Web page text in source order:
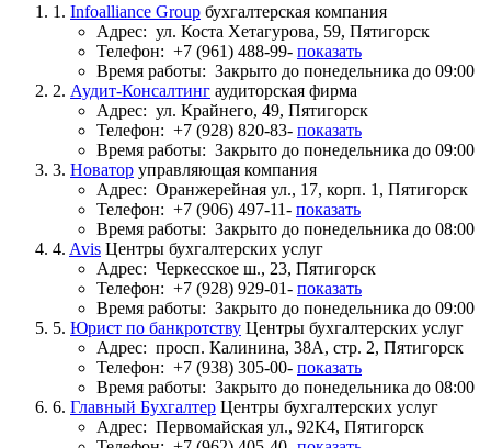
1. Infoalliance Group бухгалтерская компания
Адрес: ул. Коста Хетагурова, 59, Пятигорск
Телефон: +7 (961) 488-99- показать
Время работы: Закрыто до понедельника до 09:00
2. Аудит-Консалтинг аудиторская фирма
Адрес: ул. Крайнего, 49, Пятигорск
Телефон: +7 (928) 820-83- показать
Время работы: Закрыто до понедельника до 09:00
3. Новатор управляющая компания
Адрес: Оранжерейная ул., 17, корп. 1, Пятигорск
Телефон: +7 (906) 497-11- показать
Время работы: Закрыто до понедельника до 08:00
4. Avis Центры бухгалтерских услуг
Адрес: Черкесское ш., 23, Пятигорск
Телефон: +7 (928) 929-01- показать
Время работы: Закрыто до понедельника до 09:00
5. Юрист по банкротству Центры бухгалтерских услуг
Адрес: просп. Калинина, 38А, стр. 2, Пятигорск
Телефон: +7 (938) 305-00- показать
Время работы: Закрыто до понедельника до 08:00
6. Главный Бухгалтер Центры бухгалтерских услуг
Адрес: Первомайская ул., 92К4, Пятигорск